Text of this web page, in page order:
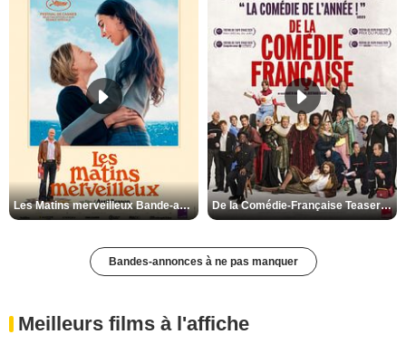
Les Matins merveilleux Bande-annonce VF De la Comédie-Française Teaser VF
Bandes-annonces à ne pas manquer
Meilleurs films à l'affiche